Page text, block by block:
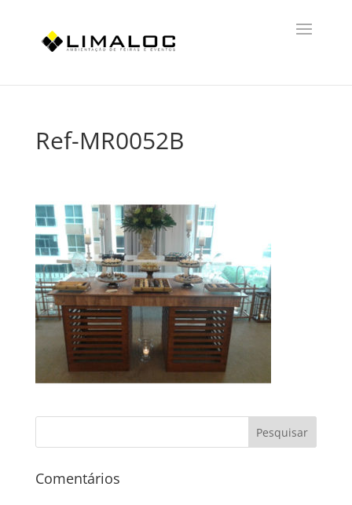
Ref-MR0052B
Comentários